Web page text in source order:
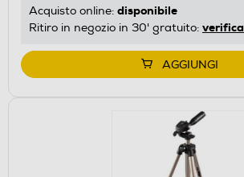
Acquisto online: disponibile
Ritiro in negozio in 30' gratuito: verifica
AGGIUNGI